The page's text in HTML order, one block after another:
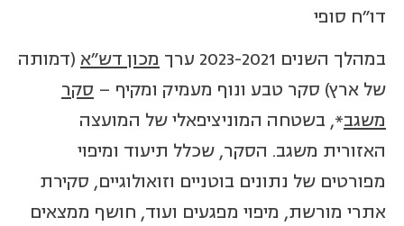
דו"ח סופי
במהלך השנים 2023-2021 ערך
מכון דש"א (דמותה
של ארץ) סקר טבע ונוף מעמיק ומקיף – סקר
משגב*, בשטחה המוניציפאלי של המועצה
האזורית משגב. הסקר, שכלל תיעוד ומיפוי
מפורטים של נתונים בוטניים וזואולוגיים, סקירת
אתרי מורשת, מיפוי מפגעים ועוד, חושף ממצאים